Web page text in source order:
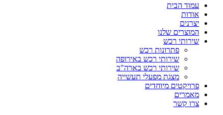
עמוד הבית
אודות
יצרנים
המוצרים שלנו
שירותי רכש
פתרונות רכש
שירותי רכש באירופה
שירותי רכש בארה"ב
מצגת מפעלי תעשייה
פרויקטים מיוחדים
מאמרים
צרו קשר